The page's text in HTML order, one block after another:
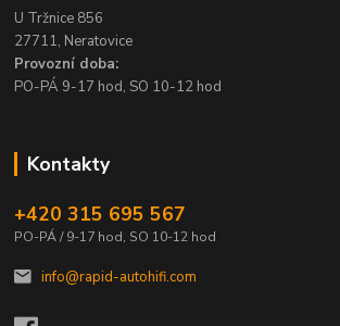
U Tržnice 856
27711, Neratovice
Provozní doba:
PO-PÁ 9-17 hod, SO 10-12 hod
Kontakty
+420 315 695 567
PO-PÁ / 9-17 hod, SO 10-12 hod
info@rapid-autohifi.com